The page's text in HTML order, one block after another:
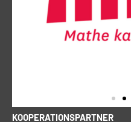
KOOPERATIONSPARTNER